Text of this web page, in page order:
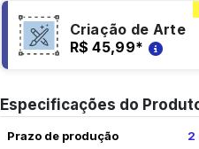
Criação de Arte
R$ 45,99*
Especificações do
Prazo de produção 2